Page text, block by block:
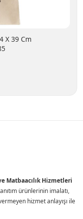
X 39 Cm
Matbaacılık Hizmetleri
ürünlerinin imalatı,
hizmet anlayışı ile